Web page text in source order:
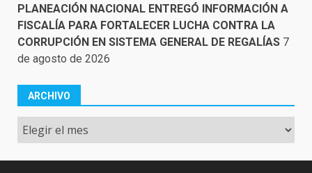
PLANEACIÓN NACIONAL ENTREGÓ INFORMACIÓN A
FISCALÍA PARA FORTALECER LUCHA CONTRA LA
CORRUPCIÓN EN SISTEMA GENERAL DE REGALÍAS 7
de agosto de 2026
ARCHIVO
Archivo